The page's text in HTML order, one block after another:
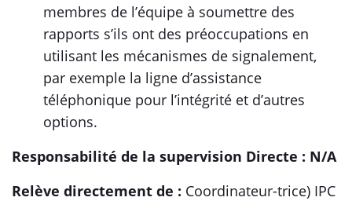
membres de l’équipe à soumettre des
rapports s’ils ont des préoccupations en
utilisant les mécanismes de signalement,
par exemple la ligne d’assistance
téléphonique pour l’intégrité et d’autres
options.
Responsabilité de la supervision Directe : N/A
Relève directement de : Coordinateur-trice) IPC